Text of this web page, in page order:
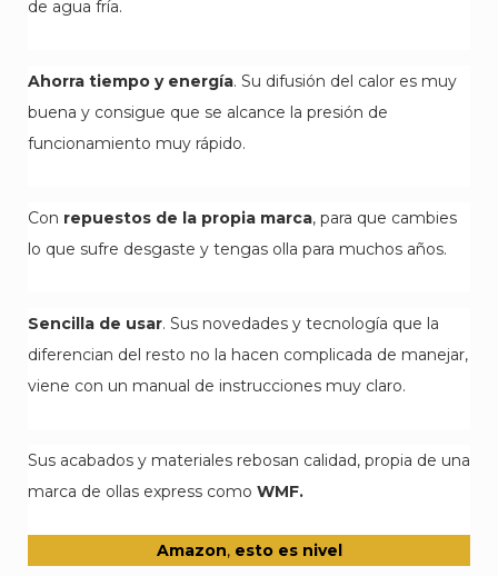
de agua fría.
Ahorra tiempo y energía. Su difusión del calor es muy
buena y consigue que se alcance la presión de
funcionamiento muy rápido.
Con repuestos de la propia marca, para que cambies
lo que sufre desgaste y tengas olla para muchos años.
Sencilla de usar. Sus novedades y tecnología que la
diferencian del resto no la hacen complicada de manejar,
viene con un manual de instrucciones muy claro.
Sus acabados y materiales rebosan calidad, propia de una
marca de ollas express como WMF.
Amazon,esto es nivel